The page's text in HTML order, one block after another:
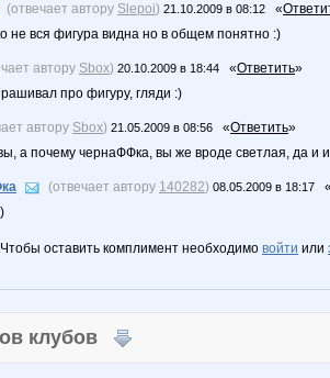
(отвечает автору Slepoi) 21.10.2009 в 08:12 «
не вся фигура видна но в общем понятно :)
автору Sbox) 20.10.2009 в 18:44 «Ответить»
про фигуру, гляди :)
автору Sbox) 21.05.2009 в 08:56 «Ответить»
а почему чернаФФка, вы же вроде светлая, да и
(отвечает автору 140282) 08.05.2009 в 18:17 «
оставить комплимент необходимо войти или
клубов